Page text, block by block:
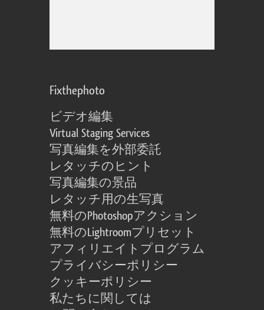
Fixthephoto
ビデオ編集
Virtual Staging Services
写真編集を外部委託
レタッチのヒント
写真編集の景品
レタッチ用の生写真
無料のPhotoshopアクション
無料のLightroomプリセット
アフィリエイトプログラム
プライバシーポリシー
クッキーポリシー
私たちに関しては